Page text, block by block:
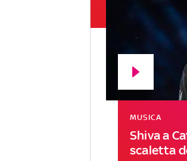
Shiva a
scaletta
MUSICA